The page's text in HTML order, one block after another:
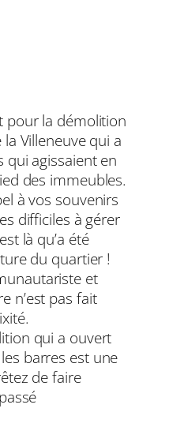
pour la démolition
Villeneuve qui a
qui agissaient en
des immeubles.
à vos souvenirs
difficiles à gérer
là qu’a été
du quartier !
et
n’est pas fait
qui a ouvert
barres est une
de faire